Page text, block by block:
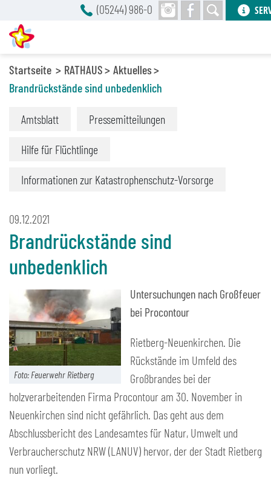
Startseite RATHAUS
Aktuelles
Brandrückstände sind unbedenklich
Amtsblatt Pressemitteilungen
Hilfe für Flüchtlinge
Informationen zur Katastrophenschutz-Vorsorge
09.12.2021
Brandrückstände sind
unbedenklich
Foto: Feuerwehr Rietberg
Untersuchungen nach Großfeuer
bei Procontour
Rietberg-Neuenkirchen. Die
Rückstände im Umfeld des
Großbrandes bei der
holzverarbeitenden Firma Procontour am 30. November in
Neuenkirchen sind nicht gefährlich. Das geht aus dem
Abschlussbericht des Landesamtes für Natur, Umwelt und
Verbraucherschutz NRW (LANUV) hervor, der der Stadt Rietberg
nun vorliegt.
(05244) 986-0